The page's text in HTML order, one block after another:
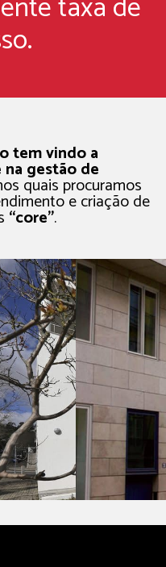
tem vindo a
gestão de
quais procuramos
e criação de
“core”.